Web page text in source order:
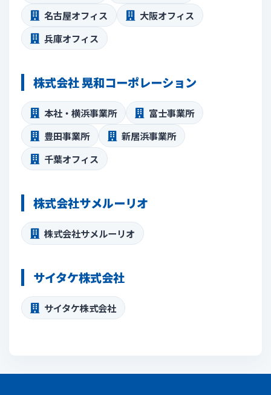
名古屋オフィス
大阪オフィス
兵庫オフィス
株式会社 晃和コーポレーション
本社・横浜事業所
富士事業所
豊田事業所
新居浜事業所
千葉オフィス
株式会社サメルーリオ
株式会社サメルーリオ
サイタケ株式会社
サイタケ株式会社